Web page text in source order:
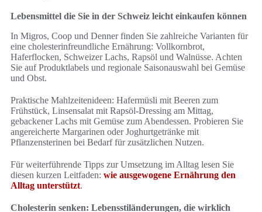
Lebensmittel die Sie in der Schweiz leicht einkaufen können
In Migros, Coop und Denner finden Sie zahlreiche Varianten für
eine cholesterinfreundliche Ernährung: Vollkornbrot,
Haferflocken, Schweizer Lachs, Rapsöl und Walnüsse. Achten
Sie auf Produktlabels und regionale Saisonauswahl bei Gemüse
und Obst.
Praktische Mahlzeitenideen: Hafermüsli mit Beeren zum
Frühstück, Linsensalat mit Rapsöl‑Dressing am Mittag,
gebackener Lachs mit Gemüse zum Abendessen. Probieren Sie
angereicherte Margarinen oder Joghurtgetränke mit
Pflanzensterinen bei Bedarf für zusätzlichen Nutzen.
Für weiterführende Tipps zur Umsetzung im Alltag lesen Sie
diesen kurzen Leitfaden: wie ausgewogene Ernährung den
Alltag unterstützt.
Cholesterin senken: Lebensstiländerungen, die wirklich